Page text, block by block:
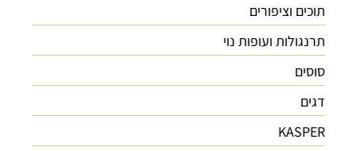
תוכים וציפורים
תרנגולות ועופות נוי
סוסים
דגים
KASPER